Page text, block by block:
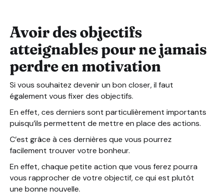
Avoir des objectifs
atteignables pour ne jamais
perdre en motivation
Si vous souhaitez devenir un bon closer, il faut
également vous fixer des objectifs.
En effet, ces derniers sont particulièrement importants
puisqu’ils permettent de mettre en place des actions.
C’est grâce à ces dernières que vous pourrez
facilement trouver votre bonheur.
En effet, chaque petite action que vous ferez pourra
vous rapprocher de votre objectif, ce qui est plutôt
une bonne nouvelle.